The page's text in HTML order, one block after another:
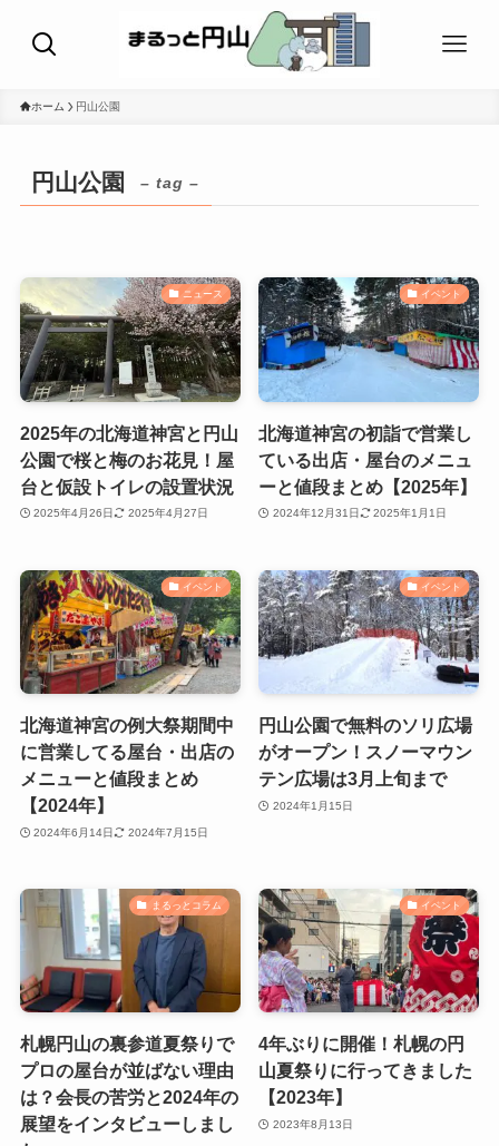
ホーム 円山公園
円山公園 – tag –
ニュース
2025年の北海道神宮と円山
公園で桜と梅のお花見！屋
台と仮設トイレの設置状況
2025年4月26日 2025年4月27日
イベント
北海道神宮の初詣で営業し
ている出店・屋台のメニュ
ーと値段まとめ【2025年】
2024年12月31日 2025年1月1日
イベント
北海道神宮の例大祭期間中
に営業してる屋台・出店の
メニューと値段まとめ
【2024年】
2024年6月14日 2024年7月15日
イベント
円山公園で無料のソリ広場
がオープン！スノーマウン
テン広場は3月上旬まで
2024年1月15日
まるっとコラム
札幌円山の裏参道夏祭りで
プロの屋台が並ばない理由
は？会長の苦労と2024年の
展望をインタビューしまし
イベント
4年ぶりに開催！札幌の円
山夏祭りに行ってきました
【2023年】
2023年8月13日